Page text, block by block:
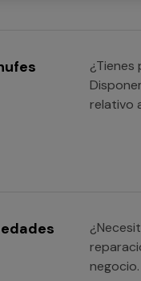
relativo
negocio.